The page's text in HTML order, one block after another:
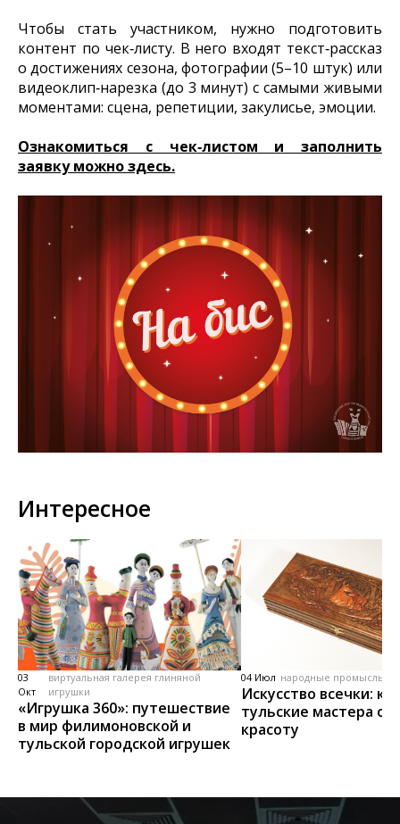
Чтобы стать участником, нужно подготовить
контент по чек‑листу. В него входят текст‑рассказ
о достижениях сезона, фотографии (5–10 штук) или
видеоклип‑нарезка (до 3 минут) с самыми живыми
моментами: сцена, репетиции, закулисье, эмоции.
Ознакомиться с чек‑листом и заполнить
заявку можно здесь.
Интересное
03
Окт
виртуальная галерея глиняной
игрушки
«Игрушка 360»: путешествие
в мир филимоновской и
тульской городской игрушек
04 Июл народные промыслы,
Искусство всечки: как
тульские мастера
красоту